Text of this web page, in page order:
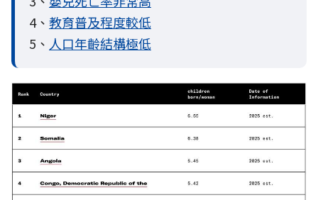
4、 教育普及程度較低
5、 人口年齡結構極低